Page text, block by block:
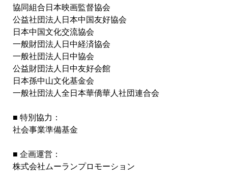
協同組合日本映画監督協会
公益社団法人日本中国友好協会
日本中国文化交流協会
一般財団法人日中経済協会
一般社団法人日中協会
公益財団法人日中友好会館
日本孫中山文化基金会
一般社団法人全日本華僑華人社団連合会
■ 特別協力：
社会事業準備基金
■ 企画運営：
株式会社ムーランプロモーション